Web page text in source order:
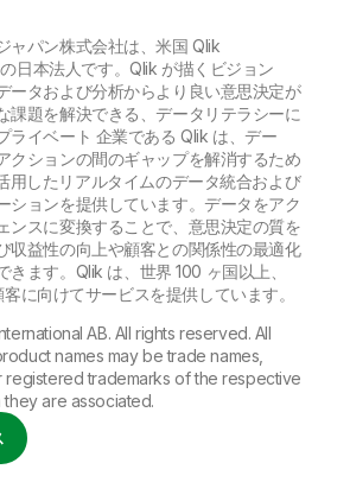
ャパン株式会社は、米国 Qlik
日本法人です。Qlik が描くビジョン
ータおよび分析からより良い意思決定が
課題を解決できる、データリテラシーに
ライベート 企業である Qlik は、デー
クションの間のギャップを解消するため
用したリアルタイムのデータ統合および
ションを提供しています。データをアク
ンスに変換することで、意思決定の質を
収益性の向上や顧客との関係性の最適化
きます。Qlik は、世界 100 ヶ国以上、
に向けてサービスを提供しています。
AB. All rights reserved. All
names may be trade names,
registered trademarks of the respective
are associated.